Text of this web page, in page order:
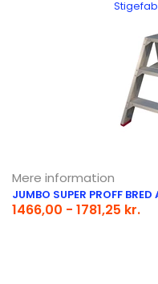
Mere information
JUMBO SUPER PROFF
1466,00 - 1781,25 kr.